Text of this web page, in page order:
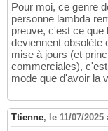
Pour moi, ce genre
personne lambda
preuve, c'est ce que
deviennent obsolète
mise à jours (et
commerciales),
mode que d'avoir la
Ttienne, le 11/07/2025